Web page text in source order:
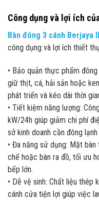
Công dụng và lợi ích
Bàn đông 3 cánh Berjaya
công dụng và lợi ích thiết
• Bảo quản thực phẩm
giữ thịt, cá, hải sản hoặc
phát triển và kéo dài thời
• Tiết kiệm năng lượng:
kW/24h giúp giảm chi phí
sở kinh doanh cần đông
• Đa năng sử dụng: Mặt
chế hoặc bàn ra đồ, tối ưu
bếp lớn.
• Dễ vệ sinh: Chất liệu thép
cánh cửa tiện lợi giúp việc